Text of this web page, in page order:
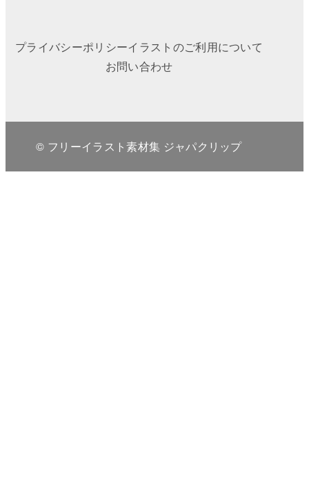
プライバシーポリシーイラストのご利用について
お問い合わせ
© フリーイラスト素材集 ジャパクリップ